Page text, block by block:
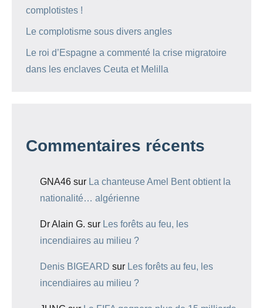
complotistes !
Le complotisme sous divers angles
Le roi d’Espagne a commenté la crise migratoire
dans les enclaves Ceuta et Melilla
Commentaires récents
GNA46 sur La chanteuse Amel Bent obtient la
nationalité… algérienne
Dr Alain G. sur Les forêts au feu, les
incendiaires au milieu ?
Denis BIGEARD sur Les forêts au feu, les
incendiaires au milieu ?